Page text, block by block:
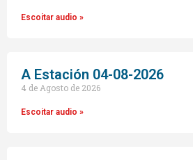
Escoitar audio »
A Estación 04-08-2026
4 de Agosto de 2026
Escoitar audio »